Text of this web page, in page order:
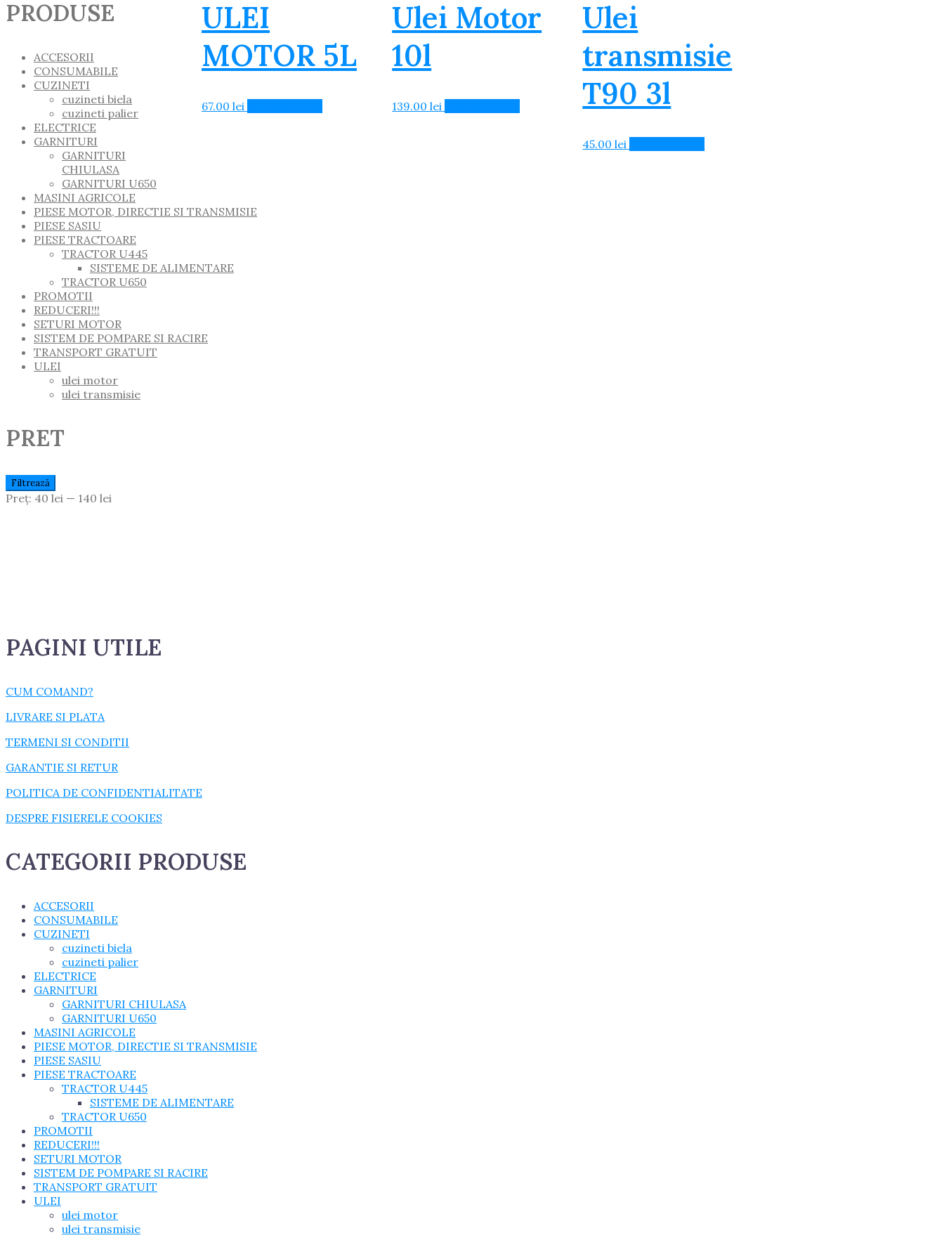
ULEI
MOTOR 5L
67.00 lei
Ulei Motor
10l
139.00lei
Ulei
transmisie
T90 3l
45.00lei
PRODUSE
ACCESORII
CONSUMABILE
CUZINETI
cuzineti biela
cuzineti palier
ELECTRICE
GARNITURI
GARNITURI
CHIULASA
GARNITURI U650
MASINI AGRICOLE
PIESE MOTOR, DIRECTIE SI TRANSMISIE
PIESE SASIU
PIESE TRACTOARE
TRACTOR U445
SISTEME DE ALIMENTARE
TRACTOR U650
PROMOTII
REDUCERI!!!
SETURI MOTOR
SISTEM DE POMPARE SI RACIRE
TRANSPORT GRATUIT
ULEI
ulei motor
ulei transmisie
PRET
Preț
Minim
Preț
Maxim
Filtrează
Preț: 40 lei — 140 lei
PAGINI UTILE
CUM COMAND?
LIVRARE SI PLATA
TERMENI SI CONDITII
GARANTIE SI RETUR
POLITICA DE CONFIDENTIALITATE
DESPRE FISIERELE COOKIES
CATEGORII PRODUSE
ACCESORII
CONSUMABILE
CUZINETI
cuzineti biela
cuzineti palier
ELECTRICE
GARNITURI
GARNITURI CHIULASA
GARNITURI U650
MASINI AGRICOLE
PIESE MOTOR, DIRECTIE SI TRANSMISIE
PIESE SASIU
PIESE TRACTOARE
TRACTOR U445
SISTEME DE ALIMENTARE
TRACTOR U650
PROMOTII
REDUCERI!!!
SETURI MOTOR
SISTEM DE POMPARE SI RACIRE
TRANSPORT GRATUIT
ULEI
ulei motor
ulei transmisie